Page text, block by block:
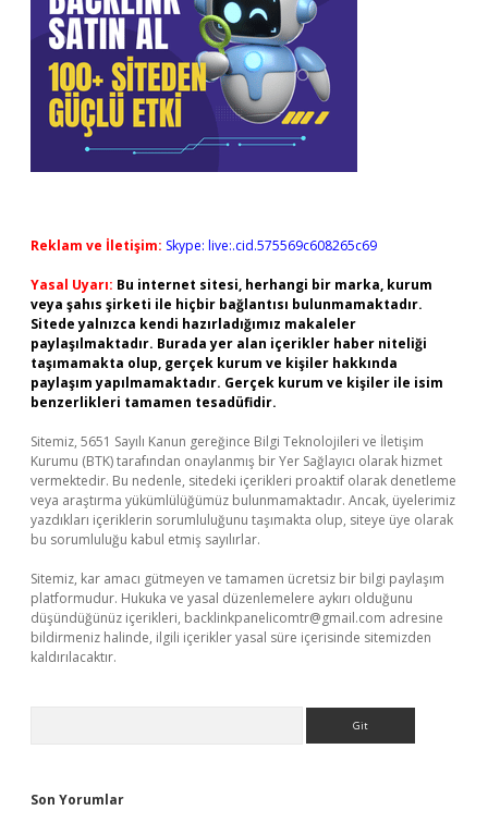
Reklam ve İletişim: Skype: live:.cid.575569c608265c69
Yasal Uyarı: Bu internet sitesi, herhangi bir marka, kurum
veya şahıs şirketi ile hiçbir bağlantısı bulunmamaktadır.
Sitede yalnızca kendi hazırladığımız makaleler
paylaşılmaktadır. Burada yer alan içerikler haber niteliği
taşımamakta olup, gerçek kurum ve kişiler hakkında
paylaşım yapılmamaktadır. Gerçek kurum ve kişiler ile isim
benzerlikleri tamamen tesadüfidir.
Sitemiz, 5651 Sayılı Kanun gereğince Bilgi Teknolojileri ve İletişim
Kurumu (BTK) tarafından onaylanmış bir Yer Sağlayıcı olarak hizmet
vermektedir. Bu nedenle, sitedeki içerikleri proaktif olarak denetleme
veya araştırma yükümlülüğümüz bulunmamaktadır. Ancak, üyelerimiz
yazdıkları içeriklerin sorumluluğunu taşımakta olup, siteye üye olarak
bu sorumluluğu kabul etmiş sayılırlar.
Sitemiz, kar amacı gütmeyen ve tamamen ücretsiz bir bilgi paylaşım
platformudur. Hukuka ve yasal düzenlemelere aykırı olduğunu
düşündüğünüz içerikleri, backlinkpanelicomtr@gmail.com adresine
bildirmeniz halinde, ilgili içerikler yasal süre içerisinde sitemizden
kaldırılacaktır.
Son Yorumlar